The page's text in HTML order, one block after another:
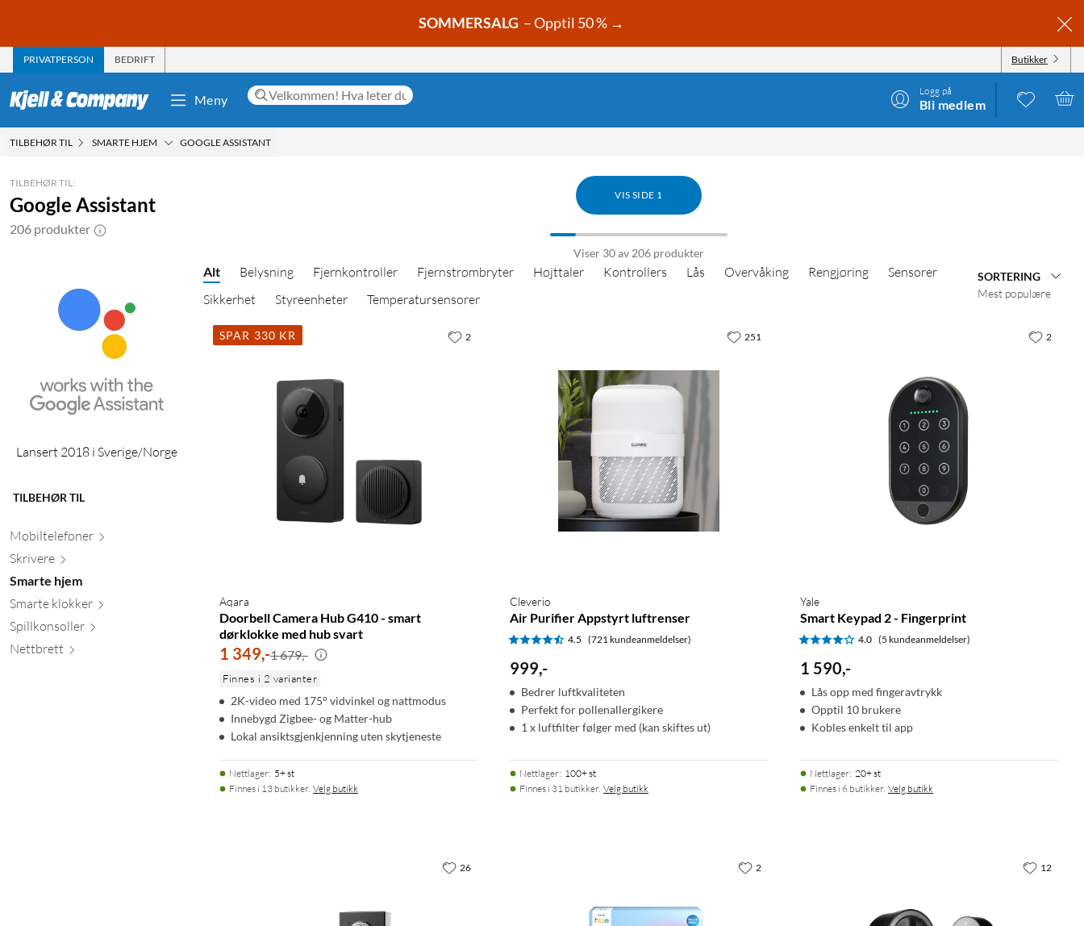
SOMMERSALG – Opptil 50 % →
PRIVATPERSON BEDRIFT Butikker
Meny
Logg på
Bli medlem
TILBEHØR TIL SMARTE HJEM GOOGLE ASSISTANT
TILBEHØR TIL:
Google Assistant
206 produkter
Lansert 2018 i Sverige/Norge
TILBEHØR TIL
Mobiltelefoner
Skrivere
Smarte hjem
Smarte klokker
Spillkonsoller
Nettbrett
Alt Belysning Fjernkontroller Fjernstrømbryter Højttaler Kontrollers Lås Overvåking Rengjøring
Sensorer
Sikkerhet
Styreenheter Temperatursensorer
SORTERING
Mest populære
VIS SIDE 1
Viser 30 av 206 produkter
SPAR 330 KR
Aqara
Doorbell Camera Hub G410 - smart
dørklokke med hub svart
1 349,-1 679,-
Finnes i 2 varianter
2K-video med 175° vidvinkel og nattmodus
Innebygd Zigbee- og Matter-hub
Lokal ansiktsgjenkjenning uten skytjeneste
Nettlager: 5+ st
Finnes i 13 butikker. Velg butikk
2
Cleverio
Air Purifier Appstyrt luftrenser
4.5 (721 kundeanmeldelser)
999,-
Bedrer luftkvaliteten
Perfekt for pollenallergikere
1 x luftfilter følger med (kan skiftes ut)
Nettlager: 100+ st
Finnes i 31 butikker. Velg butikk
251
Yale
Smart Keypad 2 - Fingerprint
4.0 (5 kundeanmeldelser)
1 590,-
Lås opp med fingeravtrykk
Opptil 10 brukere
Kobles enkelt til app
Nettlager: 20+ st
Finnes i 6 butikker. Velg butikk
2
26 2 12